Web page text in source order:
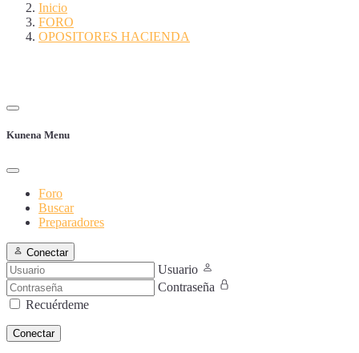
Inicio
FORO
OPOSITORES HACIENDA
Kunena Menu
Foro
Buscar
Preparadores
Conectar
Usuario
Contraseña
Recuérdeme
Conectar